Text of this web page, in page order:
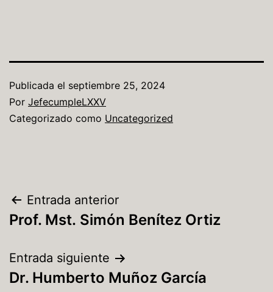
Publicada el septiembre 25, 2024
Por JefecumpleLXXV
Categorizado como Uncategorized
Entrada anterior
Prof. Mst. Simón Benítez Ortiz
Entrada siguiente
Dr. Humberto Muñoz García